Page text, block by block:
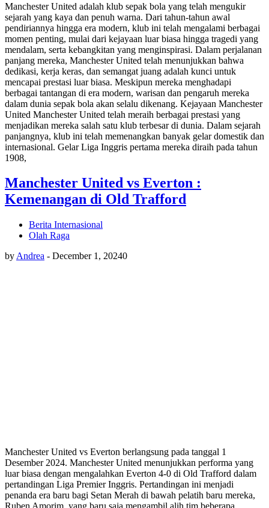
Manchester United adalah klub sepak bola yang telah mengukir
sejarah yang kaya dan penuh warna. Dari tahun-tahun awal
pendiriannya hingga era modern, klub ini telah mengalami berbagai
momen penting, mulai dari kejayaan luar biasa hingga tragedi yang
mendalam, serta kebangkitan yang menginspirasi. Dalam perjalanan
panjang mereka, Manchester United telah menunjukkan bahwa
dedikasi, kerja keras, dan semangat juang adalah kunci untuk
mencapai prestasi luar biasa. Meskipun mereka menghadapi
berbagai tantangan di era modern, warisan dan pengaruh mereka
dalam dunia sepak bola akan selalu dikenang. Kejayaan Manchester
United Manchester United telah meraih berbagai prestasi yang
menjadikan mereka salah satu klub terbesar di dunia. Dalam sejarah
panjangnya, klub ini telah memenangkan banyak gelar domestik dan
internasional. Gelar Liga Inggris pertama mereka diraih pada tahun
1908,
Manchester United vs Everton :
Kemenangan di Old Trafford
Berita Internasional
Olah Raga
by Andrea - December 1, 20240
Manchester United vs Everton berlangsung pada tanggal 1
Desember 2024. Manchester United menunjukkan performa yang
luar biasa dengan mengalahkan Everton 4-0 di Old Trafford dalam
pertandingan Liga Premier Inggris. Pertandingan ini menjadi
penanda era baru bagi Setan Merah di bawah pelatih baru mereka,